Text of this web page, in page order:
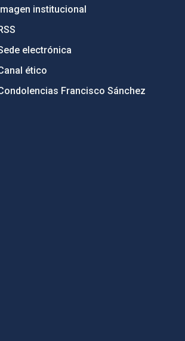
institucional
electrónica
ético
Francisco Sánchez